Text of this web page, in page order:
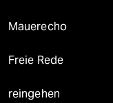
Mauerecho
Freie Rede
reingehen